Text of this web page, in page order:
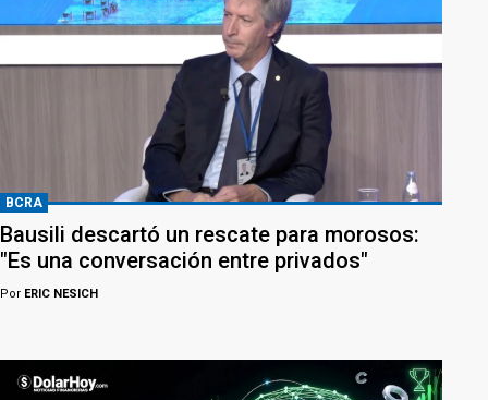
BCRA
Bausili descartó un rescate para morosos:
"Es una conversación entre privados"
Por ERIC NESICH